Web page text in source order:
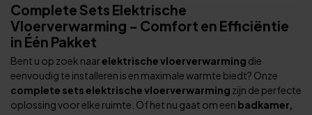
Complete Sets Elektrische
Vloerverwarming – Comfort en Efficiëntie
in Één Pakket
Bent u op zoek naarelektrische vloerverwarming die
eenvoudig te installeren is en maximale warmte biedt? Onze
complete sets elektrische vloerverwarming zijn de perfecte
oplossing voor elke ruimte. Of het nu gaat om een badkamer,